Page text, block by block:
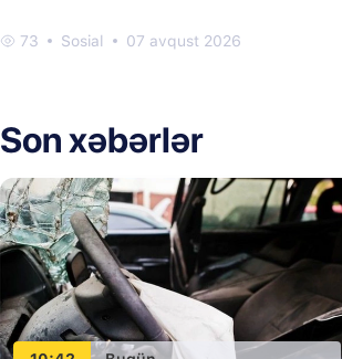
73 Sosial 07 avqust 2026
Son xəbərlər